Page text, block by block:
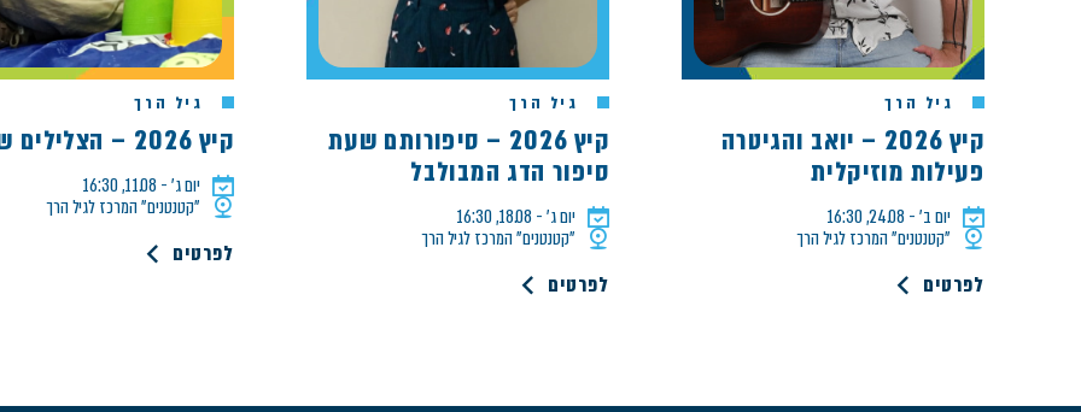
גיל הרך
קיץ 2026 – יואב והגיטרה
פעילות מוזיקלית
יום ב׳ - 24.08, 16:30
"קטנטנים" המרכז לגיל הרך
לפרטים
גיל הרך
קיץ 2026 – סיפורותם שעת
סיפור הדג המבולבל
יום ג׳ - 18.08, 16:30
"קטנטנים" המרכז לגיל הרך
לפרטים
גיל הרך
קיץ 2026 – הצלילים של אלון
יום ג׳ - 11.08, 16:30
"קטנטנים" המרכז לגיל הרך
לפרטים